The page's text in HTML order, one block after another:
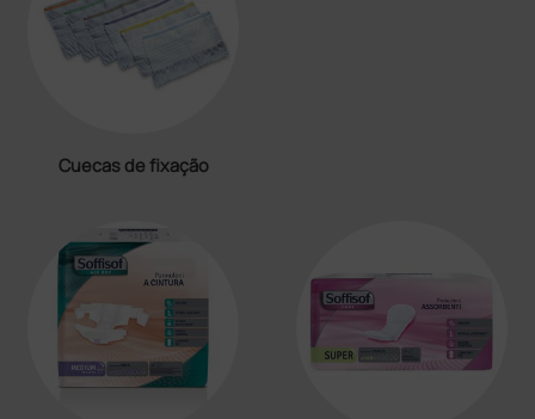
Cuecas de fixação